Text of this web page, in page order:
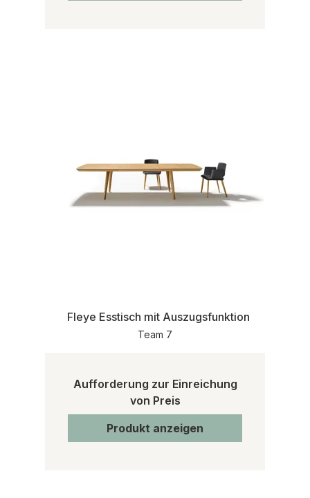
Fleye Esstisch mit Auszugsfunktion
Team 7
Aufforderung zur Einreichung
von Preis
Produkt anzeigen